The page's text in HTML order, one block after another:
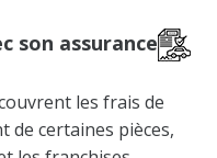
son assurance
les frais de
de certaines pièces,